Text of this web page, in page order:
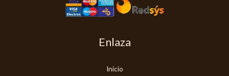
Enlaza
Inicio